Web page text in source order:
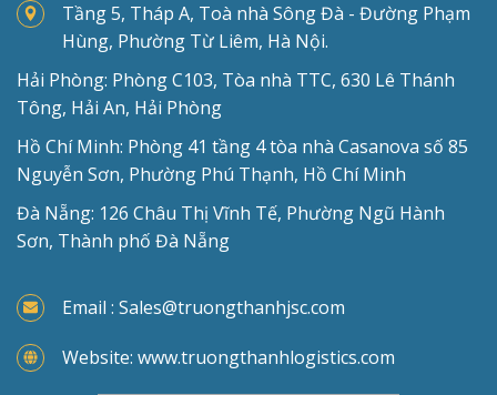
Tầng 5, Tháp A, Toà nhà Sông Đà - Đường Phạm
Hùng, Phường Từ Liêm, Hà Nội.
Hải Phòng: Phòng C103, Tòa nhà TTC, 630 Lê Thánh
Tông, Hải An, Hải Phòng
Hồ Chí Minh: Phòng 41 tầng 4 tòa nhà Casanova số 85
Nguyễn Sơn, Phường Phú Thạnh, Hồ Chí Minh
Đà Nẵng: 126 Châu Thị Vĩnh Tế, Phường Ngũ Hành
Sơn, Thành phố Đà Nẵng
Email : Sales@truongthanhjsc.com
Website: www.truongthanhlogistics.com